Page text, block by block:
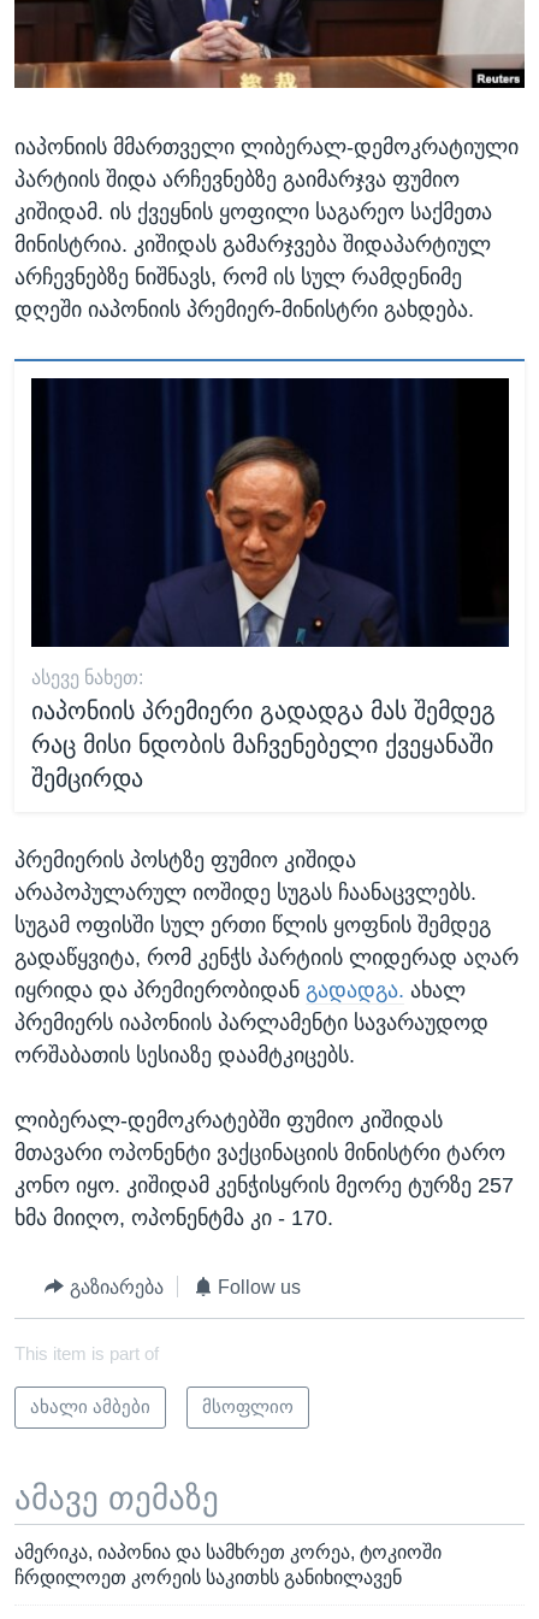
ᲡᲢᲣᲓᲘᲐ ᲕᲐᲨᲘᲜᲒᲢᲝᲜᲘ
ᲔᲙᲝᲜᲝᲛᲘᲙᲐ
ᲯᲐᲜᲛᲠᲗᲔᲚᲝᲑᲐ
ᲘᲜᲢᲔᲠᲕᲘᲣ
ᲙᲣᲚᲢᲣᲠᲐ
ᲒᲐᲚᲘᲚᲔᲝ
ᲓᲔᲖᲘᲜᲤᲝᲠᲛᲐᲪᲘᲐ
Learning English
ენები
იაპონიის მმართველი ლიბერალ-დემოკრატიული
პარტიის შიდა არჩევნებზე გაიმარჯვა ფუმიო
კიშიდამ. ის ქვეყნის ყოფილი საგარეო საქმეთა
მინისტრია. კიშიდას გამარჯვება შიდაპარტიულ
არჩევნებზე ნიშნავს, რომ ის სულ რამდენიმე
დღეში იაპონიის პრემიერ-მინისტრი გახდება.
ᲐᲡᲔᲕᲔ ᲜᲐᲮᲔᲗ:
იაპონიის პრემიერი გადადგა მას შემდეგ
რაც მისი ნდობის მაჩვენებელი ქვეყანაში
შემცირდა
პრემიერის პოსტზე ფუმიო კიშიდა
არაპოპულარულ იოშიდე სუგას ჩაანაცვლებს.
სუგამ ოფისში სულ ერთი წლის ყოფნის შემდეგ
გადაწყვიტა, რომ კენჭს პარტიის ლიდერად აღარ
იყრიდა და პრემიერობიდან გადადგა. ახალ
პრემიერს იაპონიის პარლამენტი სავარაუდოდ
ორშაბათის სესიაზე დაამტკიცებს.
ლიბერალ-დემოკრატებში ფუმიო კიშიდას
მთავარი ოპონენტი ვაქცინაციის მინისტრი ტარო
კონო იყო. კიშიდამ კენჭისყრის მეორე ტურზე 257
ხმა მიიღო, ოპონენტმა კი - 170.
გაზიარება Follow us
This item is part of
ახალი ამბები მსოფლიო
ამავე თემაზე
ამერიკა, იაპონია და სამხრეთ კორეა, ტოკიოში
ჩრდილოეთ კორეის საკითხს განიხილავენ